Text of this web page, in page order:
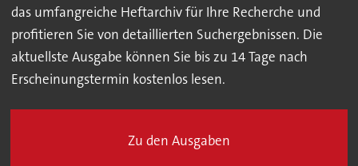
das umfangreiche Heftarchiv für Ihre Recherche und
profitieren Sie von detaillierten Suchergebnissen. Die
aktuellste Ausgabe können Sie bis zu 14 Tage nach
Erscheinungstermin kostenlos lesen.
Zu den Ausgaben